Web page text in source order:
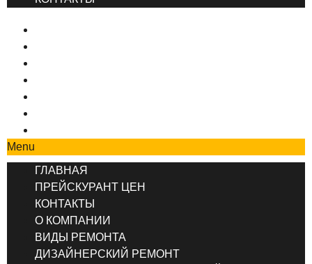
Menu
ГЛАВНАЯ
ПРЕЙСКУРАНТ ЦЕН
КОНТАКТЫ
О КОМПАНИИ
ВИДЫ РЕМОНТА
ДИЗАЙНЕРСКИЙ РЕМОНТ